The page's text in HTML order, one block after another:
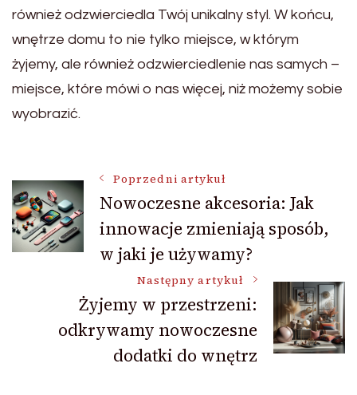
również odzwierciedla Twój unikalny styl. W końcu,
wnętrze domu to nie tylko miejsce, w którym
żyjemy, ale również odzwierciedlenie nas samych –
miejsce, które mówi o nas więcej, niż możemy sobie
wyobrazić.
Nawigacja
wpisu
Poprzedni artykuł
Nowoczesne akcesoria: Jak
innowacje zmieniają sposób,
w jaki je używamy?
Następny artykuł
Żyjemy w przestrzeni:
odkrywamy nowoczesne
dodatki do wnętrz